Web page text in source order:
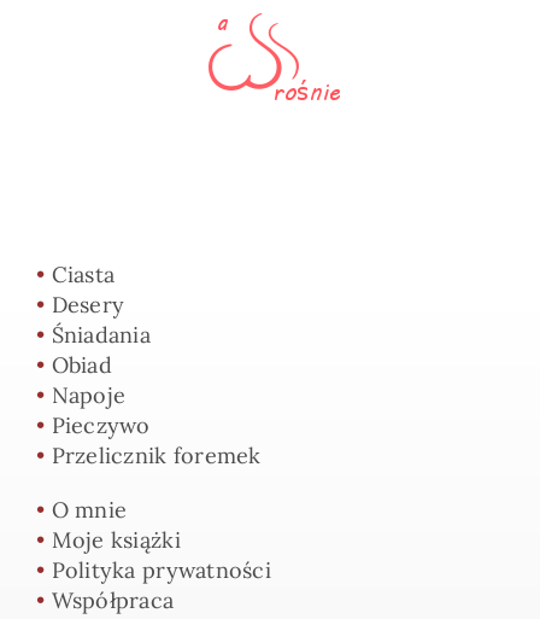
• Ciasta
• Desery
• Śniadania
• Obiad
• Napoje
• Pieczywo
• Przelicznik foremek
• O mnie
• Moje książki
• Polityka prywatności
• Współpraca